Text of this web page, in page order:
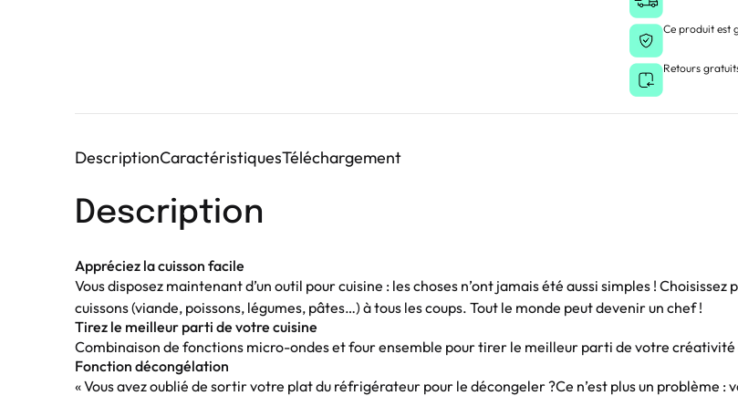
Ce produit est
Retours
DescriptionCaractéristiquesTéléchargement
Description
Appréciez la cuisson facile
Vous disposez maintenant d’un outil pour cuisine : les choses n’ont jamais été aussi simples !
cuissons (viande, poissons, légumes, pâtes…) à tous les coups. Tout le monde peut devenir un chef !
Tirez le meilleur parti de votre cuisine
Combinaison de fonctions micro-ondes et four ensemble pour tirer le meilleur parti de votre
Fonction décongélation
« Vous avez oublié de sortir votre plat du réfrigérateur pour le décongeler ?Ce n’est plus un problème